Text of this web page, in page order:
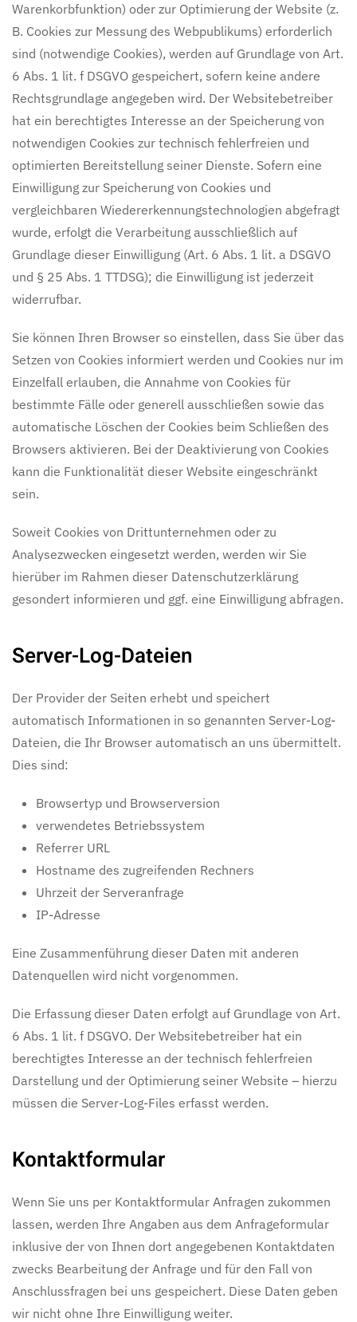
Warenkorbfunktion) oder zur Optimierung der Website (z.
B. Cookies zur Messung des Webpublikums) erforderlich
sind (notwendige Cookies), werden auf Grundlage von Art.
6 Abs. 1 lit. f DSGVO gespeichert, sofern keine andere
Rechtsgrundlage angegeben wird. Der Websitebetreiber
hat ein berechtigtes Interesse an der Speicherung von
notwendigen Cookies zur technisch fehlerfreien und
optimierten Bereitstellung seiner Dienste. Sofern eine
Einwilligung zur Speicherung von Cookies und
vergleichbaren Wiedererkennungstechnologien abgefragt
wurde, erfolgt die Verarbeitung ausschließlich auf
Grundlage dieser Einwilligung (Art. 6 Abs. 1 lit. a DSGVO
und § 25 Abs. 1 TTDSG); die Einwilligung ist jederzeit
widerrufbar.
Sie können Ihren Browser so einstellen, dass Sie über das
Setzen von Cookies informiert werden und Cookies nur im
Einzelfall erlauben, die Annahme von Cookies für
bestimmte Fälle oder generell ausschließen sowie das
automatische Löschen der Cookies beim Schließen des
Browsers aktivieren. Bei der Deaktivierung von Cookies
kann die Funktionalität dieser Website eingeschränkt
sein.
Soweit Cookies von Drittunternehmen oder zu
Analysezwecken eingesetzt werden, werden wir Sie
hierüber im Rahmen dieser Datenschutzerklärung
gesondert informieren und ggf. eine Einwilligung abfragen.
Server-Log-Dateien
Der Provider der Seiten erhebt und speichert
automatisch Informationen in so genannten Server-Log-
Dateien, die Ihr Browser automatisch an uns übermittelt.
Dies sind:
Browsertyp und Browserversion
verwendetes Betriebssystem
Referrer URL
Hostname des zugreifenden Rechners
Uhrzeit der Serveranfrage
IP-Adresse
Eine Zusammenführung dieser Daten mit anderen
Datenquellen wird nicht vorgenommen.
Die Erfassung dieser Daten erfolgt auf Grundlage von Art.
6 Abs. 1 lit. f DSGVO. Der Websitebetreiber hat ein
berechtigtes Interesse an der technisch fehlerfreien
Darstellung und der Optimierung seiner Website – hierzu
müssen die Server-Log-Files erfasst werden.
Kontaktformular
Wenn Sie uns per Kontaktformular Anfragen zukommen
lassen, werden Ihre Angaben aus dem Anfrageformular
inklusive der von Ihnen dort angegebenen Kontaktdaten
zwecks Bearbeitung der Anfrage und für den Fall von
Anschlussfragen bei uns gespeichert. Diese Daten geben
wir nicht ohne Ihre Einwilligung weiter.